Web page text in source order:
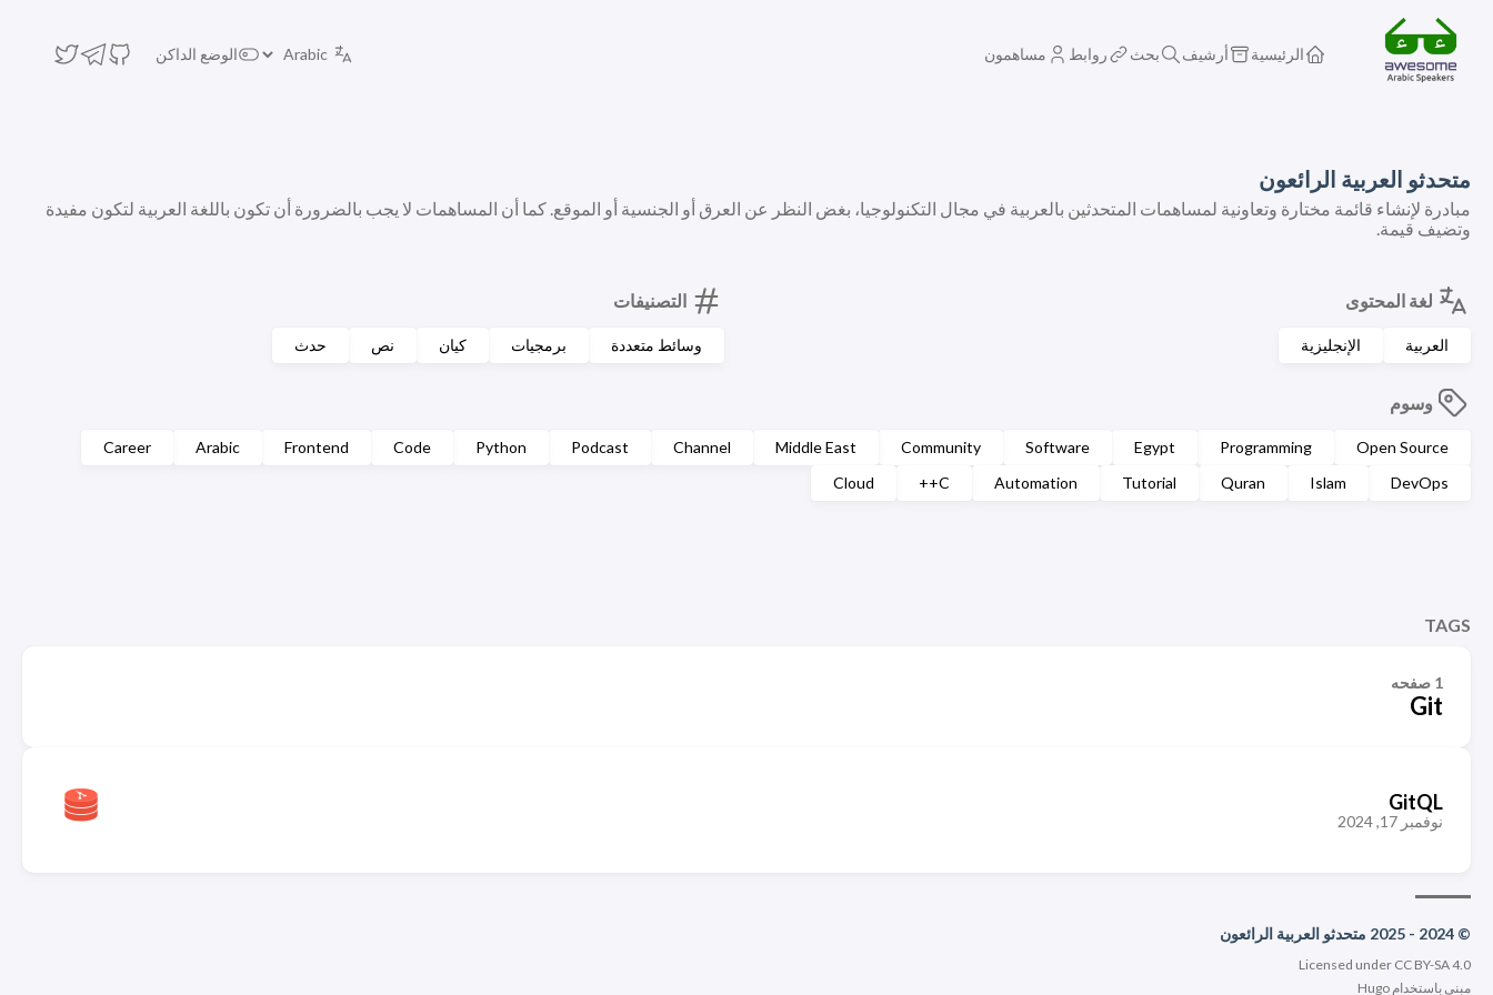
الرئيسية أرشيف بحث روابط مساهمون الوضع الداكن
متحدثو العربية الرائعون
مبادرة لإنشاء قائمة مختارة وتعاونية لمساهمات المتحدثين بالعربية في مجال التكنولوجيا، بغض النظر عن العرق أو الجنسية أو الموقع. كما أن المساهمات لا يجب بالضرورة أن تكون باللغة العربية لتكون مفيدة
وتضيف قيمة.
لغة المحتوى
العربية الإنجليزية
التصنيفات
وسائط متعددة برمجيات كيان نص حدث
وسوم
Open Source
Programming
Egypt
Software
Community
Middle East
Channel
Podcast
Python
Code
Frontend
Arabic
Career
DevOps
Islam
Quran
Tutorial
Automation
C++
Cloud
TAGS
1 صفحه
Git
GitQL
نوفمبر 17, 2024
© 2024 - 2025 متحدثو العربية الرائعون
Licensed under CC BY-SA 4.0
مبني باستخدام Hugo